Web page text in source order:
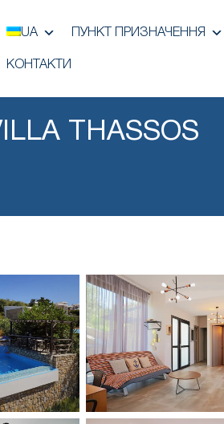
UA ПУНКТ ПРИЗНАЧЕННЯ
КОНТАКТИ
THASSOS